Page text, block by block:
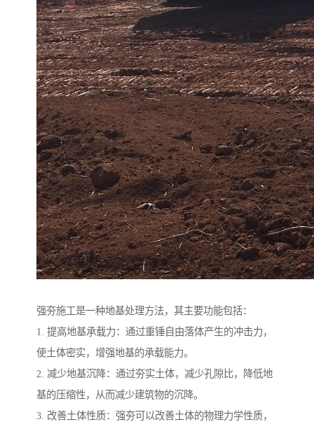
强夯施工是一种地基处理方法，其主要功能包括：
1. 提高地基承载力：通过重锤自由落体产生的冲击力，
使土体密实，增强地基的承载能力。
2. 减少地基沉降：通过夯实土体，减少孔隙比，降低地
基的压缩性，从而减少建筑物的沉降。
3. 改善土体性质：强夯可以改善土体的物理力学性质，